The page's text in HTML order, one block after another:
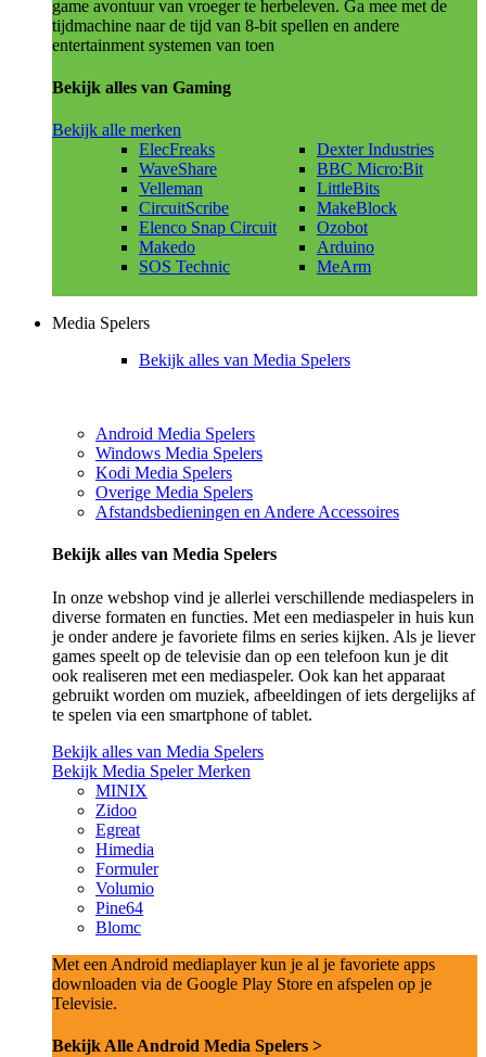
game avontuur van vroeger te herbeleven. Ga mee met de
tijdmachine naar de tijd van 8-bit spellen en andere
entertainment systemen van toen
Bekijk alles van Gaming
Bekijk alle merken
ElecFreaks
WaveShare
Velleman
CircuitScribe
Elenco Snap Circuit
Makedo
SOS Technic
Dexter Industries
BBC Micro:Bit
LittleBits
MakeBlock
Ozobot
Arduino
MeArm
Media Spelers
Bekijk alles van Media Spelers
Android Media Spelers
Windows Media Spelers
Kodi Media Spelers
Overige Media Spelers
Afstandsbedieningen en Andere Accessoires
Bekijk alles van Media Spelers
In onze webshop vind je allerlei verschillende mediaspelers in
diverse formaten en functies. Met een mediaspeler in huis kun
je onder andere je favoriete films en series kijken. Als je liever
games speelt op de televisie dan op een telefoon kun je dit
ook realiseren met een mediaspeler. Ook kan het apparaat
gebruikt worden om muziek, afbeeldingen of iets dergelijks af
te spelen via een smartphone of tablet.
Bekijk alles van Media Spelers
Bekijk Media Speler Merken
MINIX
Zidoo
Egreat
Himedia
Formuler
Volumio
Pine64
Blomc
Met een Android mediaplayer kun je al je favoriete apps
downloaden via de Google Play Store en afspelen op je
Televisie.
Bekijk Alle Android Media Spelers >